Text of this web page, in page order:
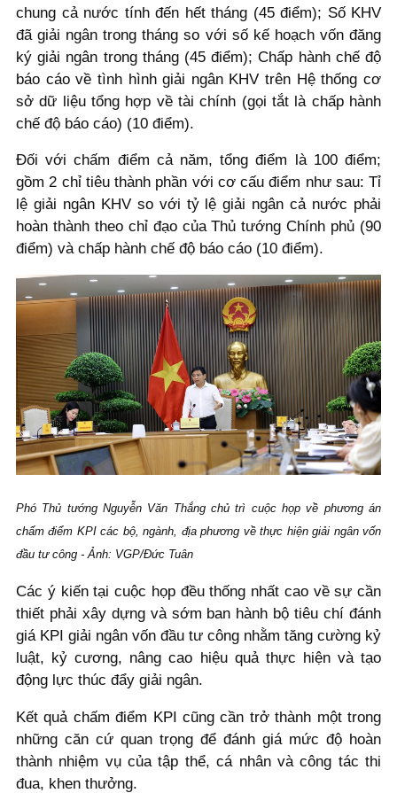
chung cả nước tính đến hết tháng (45 điểm); Số KHV
đã giải ngân trong tháng so với số kế hoạch vốn đăng
ký giải ngân trong tháng (45 điểm); Chấp hành chế độ
báo cáo về tình hình giải ngân KHV trên Hệ thống cơ
sở dữ liệu tổng hợp về tài chính (gọi tắt là chấp hành
chế độ báo cáo) (10 điểm).
Đối với chấm điểm cả năm, tổng điểm là 100 điểm;
gồm 2 chỉ tiêu thành phần với cơ cấu điểm như sau: Tỉ
lệ giải ngân KHV so với tỷ lệ giải ngân cả nước phải
hoàn thành theo chỉ đạo của Thủ tướng Chính phủ (90
điểm) và chấp hành chế độ báo cáo (10 điểm).
Phó Thủ tướng Nguyễn Văn Thắng chủ trì cuộc họp về phương án
chấm điểm KPI các bộ, ngành, địa phương về thực hiện giải ngân vốn
đầu tư công - Ảnh: VGP/Đức Tuân
Các ý kiến tại cuộc họp đều thống nhất cao về sự cần
thiết phải xây dựng và sớm ban hành bộ tiêu chí đánh
giá KPI giải ngân vốn đầu tư công nhằm tăng cường kỷ
luật, kỷ cương, nâng cao hiệu quả thực hiện và tạo
động lực thúc đẩy giải ngân.
Kết quả chấm điểm KPI cũng cần trở thành một trong
những căn cứ quan trọng để đánh giá mức độ hoàn
thành nhiệm vụ của tập thể, cá nhân và công tác thi
đua, khen thưởng.